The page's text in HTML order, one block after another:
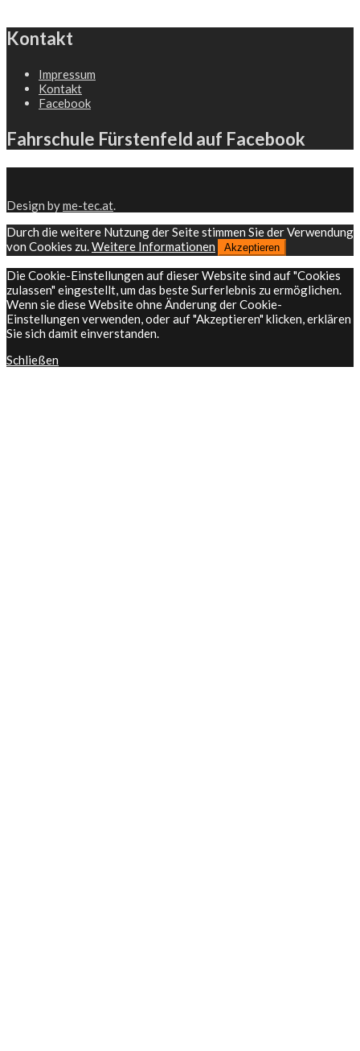
Kontakt
Impressum
Kontakt
Facebook
Fahrschule Fürstenfeld auf Facebook
Design byme-tec.at.
Durch die weitere Nutzung der Seite stimmen Sie der Verwendung
von Cookies zu.Weitere Informationen Akzeptieren
Die Cookie-Einstellungen auf dieser Website sind auf "Cookies
zulassen" eingestellt, um das beste Surferlebnis zu ermöglichen.
Wenn sie diese Website ohne Änderung der Cookie-
Einstellungen verwenden, oder auf "Akzeptieren" klicken, erklären
Sie sich damit einverstanden.
Schließen